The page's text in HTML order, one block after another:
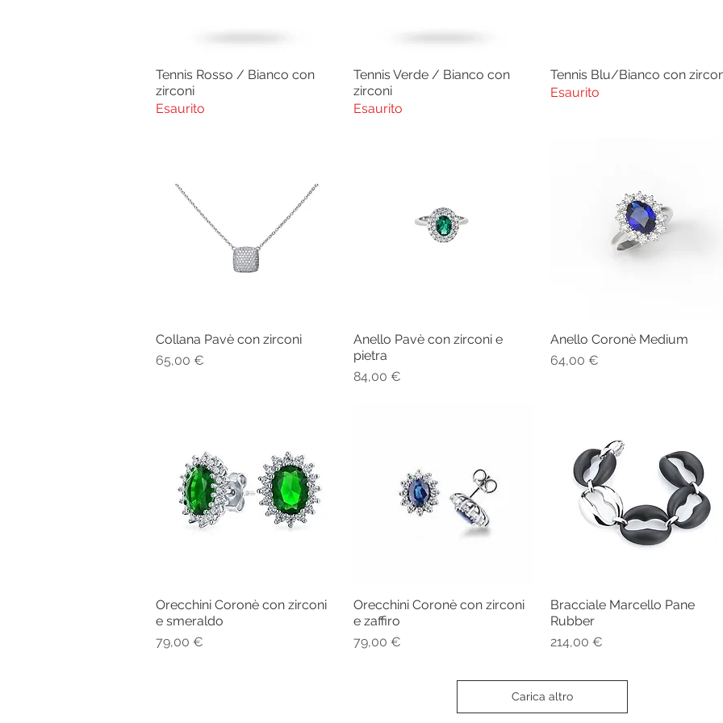
Vista rapida
Tennis Rosso / Bianco con
zirconi
Esaurito
Vista rapida
Tennis Verde / Bianco con
zirconi
Esaurito
Vista rapida
Tennis Blu/Bianco con
Esaurito
Vista rapida
Collana Pavè con zirconi
Prezzo
65,00 €
Vista rapida
Anello Pavè con zirconi e
pietra
Prezzo
84,00 €
Vista rapida
Anello Coronè Medium
Prezzo
64,00 €
Vista rapida
Orecchini Coronè con zirconi
e smeraldo
Prezzo
79,00 €
Vista rapida
Orecchini Coronè con zirconi
e zaffiro
Prezzo
79,00 €
Vista rapida
Bracciale Marcello Pane
Rubber
Prezzo
214,00 €
Carica altro